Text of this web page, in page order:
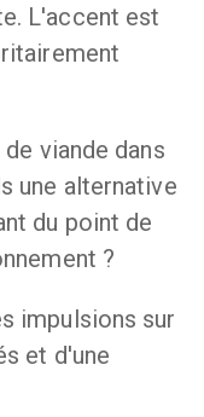
L'accent est
viande dans
une alternative
du point de
?
impulsions sur
et d'une